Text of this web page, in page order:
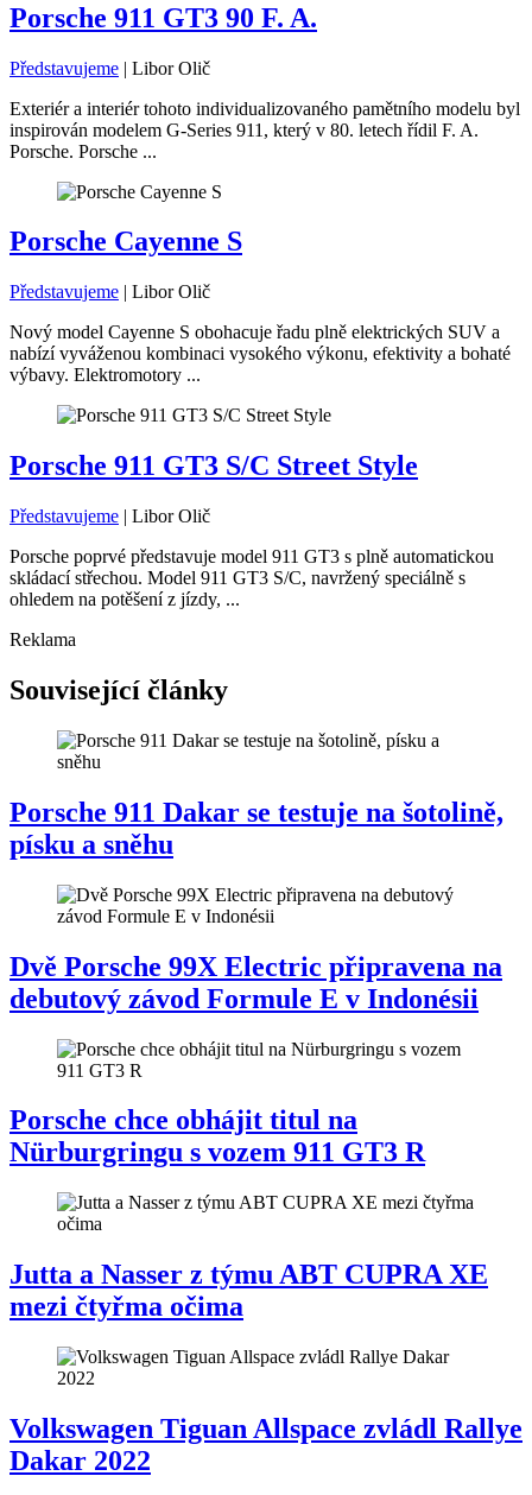
Porsche 911 GT3 90 F. A.
Představujeme | Libor Olič
Exteriér a interiér tohoto individualizovaného pamětního modelu byl
inspirován modelem G-Series 911, který v 80. letech řídil F. A.
Porsche. Porsche ...
Porsche Cayenne S
Představujeme | Libor Olič
Nový model Cayenne S obohacuje řadu plně elektrických SUV a
nabízí vyváženou kombinaci vysokého výkonu, efektivity a bohaté
výbavy. Elektromotory ...
Porsche 911 GT3 S/C Street Style
Představujeme | Libor Olič
Porsche poprvé představuje model 911 GT3 s plně automatickou
skládací střechou. Model 911 GT3 S/C, navržený speciálně s
ohledem na potěšení z jízdy, ...
Reklama
Související články
Porsche 911 Dakar se testuje na šotolině,
písku a sněhu
Dvě Porsche 99X Electric připravena na
debutový závod Formule E v Indonésii
Porsche chce obhájit titul na
Nürburgringu s vozem 911 GT3 R
Jutta a Nasser z týmu ABT CUPRA XE
mezi čtyřma očima
Volkswagen Tiguan Allspace zvládl Rallye
Dakar 2022